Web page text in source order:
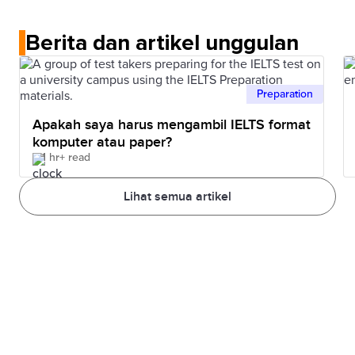
Berita dan artikel unggulan
Lihat semua artikel
Preparation
Apakah saya harus mengambil IELTS format
komputer atau paper?
1 hr+ read